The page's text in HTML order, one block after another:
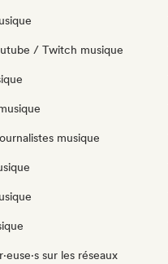
/ Twitch musique
musique
sur les réseaux